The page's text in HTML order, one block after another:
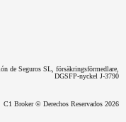
de Seguros SL, försäkringsförmedlare,
DGSFP-nyckel J-3790
C1 Broker © Derechos Reservados 2026